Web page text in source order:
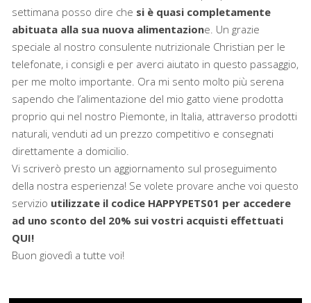
settimana posso dire che si è quasi completamente
abituata alla sua nuova alimentazione. Un grazie
speciale al nostro consulente nutrizionale Christian per le
telefonate, i consigli e per averci aiutato in questo passaggio,
per me molto importante. Ora mi sento molto più serena
sapendo che l’alimentazione del mio gatto viene prodotta
proprio qui nel nostro Piemonte, in Italia, attraverso prodotti
naturali, venduti ad un prezzo competitivo e consegnati
direttamente a domicilio.
Vi scriverò presto un aggiornamento sul proseguimento
della nostra esperienza! Se volete provare anche voi questo
servizio utilizzate il codice HAPPYPETS01 per accedere
ad uno sconto del 20% sui vostri acquisti effettuati
QUI!
Buon giovedì a tutte voi!